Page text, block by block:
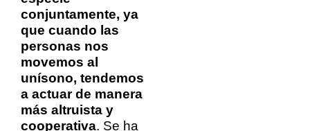
conjuntamente, ya
que cuando las
personas nos
movemos al
unísono, tendemos
a actuar de manera
más altruista y
cooperativa. Se ha